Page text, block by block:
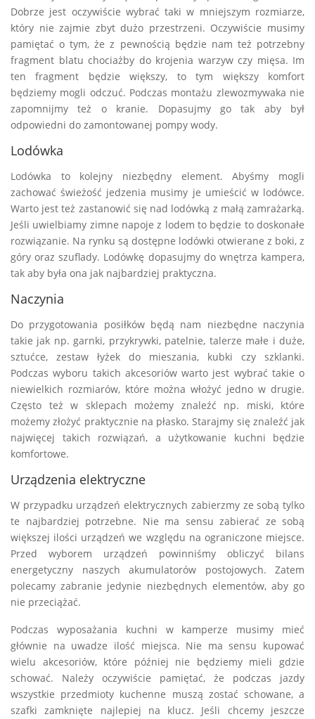
Dobrze jest oczywiście wybrać taki w mniejszym rozmiarze,
który nie zajmie zbyt dużo przestrzeni. Oczywiście musimy
pamiętać o tym, że z pewnością będzie nam też potrzebny
fragment blatu chociażby do krojenia warzyw czy mięsa. Im
ten fragment będzie większy, to tym większy komfort
będziemy mogli odczuć. Podczas montażu zlewozmywaka nie
zapomnijmy też o kranie. Dopasujmy go tak aby był
odpowiedni do zamontowanej pompy wody.
Lodówka
Lodówka to kolejny niezbędny element. Abyśmy mogli
zachować świeżość jedzenia musimy je umieścić w lodówce.
Warto jest też zastanowić się nad lodówką z małą zamrażarką.
Jeśli uwielbiamy zimne napoje z lodem to będzie to doskonałe
rozwiązanie. Na rynku są dostępne lodówki otwierane z boki, z
góry oraz szuflady. Lodówkę dopasujmy do wnętrza kampera,
tak aby była ona jak najbardziej praktyczna.
Naczynia
Do przygotowania posiłków będą nam niezbędne naczynia
takie jak np. garnki, przykrywki, patelnie, talerze małe i duże,
sztućce, zestaw łyżek do mieszania, kubki czy szklanki.
Podczas wyboru takich akcesoriów warto jest wybrać takie o
niewielkich rozmiarów, które można włożyć jedno w drugie.
Często też w sklepach możemy znaleźć np. miski, które
możemy złożyć praktycznie na płasko. Starajmy się znaleźć jak
najwięcej takich rozwiązań, a użytkowanie kuchni będzie
komfortowe.
Urządzenia elektryczne
W przypadku urządzeń elektrycznych zabierzmy ze sobą tylko
te najbardziej potrzebne. Nie ma sensu zabierać ze sobą
większej ilości urządzeń we względu na ograniczone miejsce.
Przed wyborem urządzeń powinniśmy obliczyć bilans
energetyczny naszych akumulatorów postojowych. Zatem
polecamy zabranie jedynie niezbędnych elementów, aby go
nie przeciążać.
Podczas wyposażania kuchni w kamperze musimy mieć
głównie na uwadze ilość miejsca. Nie ma sensu kupować
wielu akcesoriów, które później nie będziemy mieli gdzie
schować. Należy oczywiście pamiętać, że podczas jazdy
wszystkie przedmioty kuchenne muszą zostać schowane, a
szafki zamknięte najlepiej na klucz. Jeśli chcemy jeszcze